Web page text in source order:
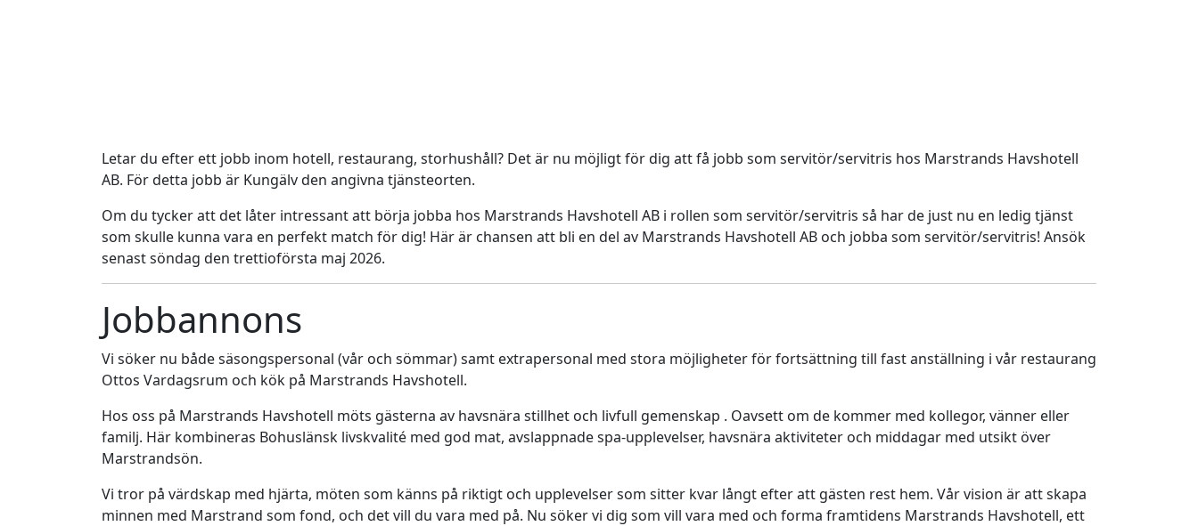
Letar du efter ett jobb inom hotell, restaurang, storhushåll? Det är nu möjligt för dig att få jobb som servitör/servitris hos Marstrands Havshotell
AB. För detta jobb är Kungälv den angivna tjänsteorten.
Om du tycker att det låter intressant att börja jobba hos Marstrands Havshotell AB i rollen som servitör/servitris så har de just nu en ledig tjänst
som skulle kunna vara en perfekt match för dig! Här är chansen att bli en del av Marstrands Havshotell AB och jobba som servitör/servitris! Ansök
senast söndag den trettioförsta maj 2026.
Jobbannons
Vi söker nu både säsongspersonal (vår och sömmar) samt extrapersonal med stora möjligheter för fortsättning till fast anställning i vår restaurang
Ottos Vardagsrum och kök på Marstrands Havshotell.
Hos oss på Marstrands Havshotell möts gästerna av havsnära stillhet och livfull gemenskap . Oavsett om de kommer med kollegor, vänner eller
familj. Här kombineras Bohuslänsk livskvalité med god mat, avslappnade spa-upplevelser, havsnära aktiviteter och middagar med utsikt över
Marstrandsön.
Vi tror på värdskap med hjärta, möten som känns på riktigt och upplevelser som sitter kvar långt efter att gästen rest hem. Vår vision är att skapa
minnen med Marstrand som fond, och det vill du vara med på. Nu söker vi dig som vill vara med och forma framtidens Marstrands Havshotell, ett